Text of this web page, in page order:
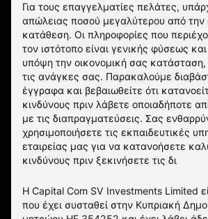
Για τους επαγγελματίες πελάτες,
απώλειας ποσού μεγαλύτερου από την
κατάθεση. Οι πληροφορίες που
τον ιστότοπο είναι γενικής φύσεως
υπόψη την οικονομική σας
τις ανάγκες σας. Παρακαλούμε
έγγραφα και βεβαιωθείτε ότι
κινδύνους πριν λάβετε οποιαδήποτε
με τις διαπραγματεύσεις. Σας
χρησιμοποιήσετε τις εκπαιδευτικές
εταιρείας μας για να κατανοήσετε
κινδύνους πριν ξεκινήσετε τις δι
Η Capital Com SV Investments Limited
που έχει συσταθεί στην Κυπριακή